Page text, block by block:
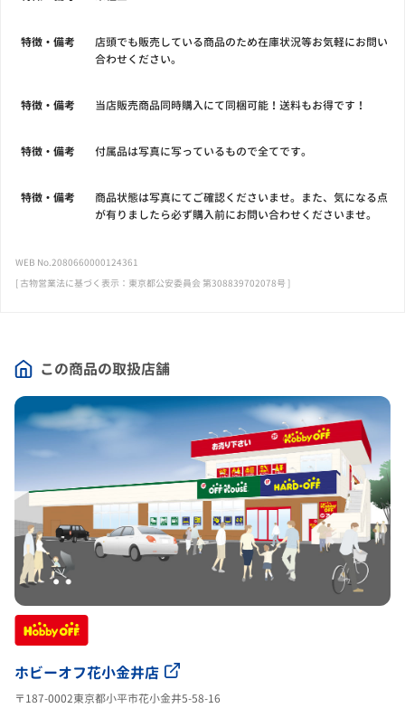
この商品の取扱店舗
ホビーオフ花小金井店
〒187-0002東京都小平市花小金井5-58-16
特徴・備考
店頭でも販売している商品のため在庫状況等お気軽にお問い
合わせください。
特徴・備考 当店販売商品同時購入にて同梱可能！送料もお得です！
特徴・備考 付属品は写真に写っているもので全てです。
特徴・備考
商品状態は写真にてご確認くださいませ。また、気になる点
が有りましたら必ず購入前にお問い合わせくださいませ。
WEB No.2080660000124361
[ 古物営業法に基づく表示：東京都公安委員会 第308839702078号 ]